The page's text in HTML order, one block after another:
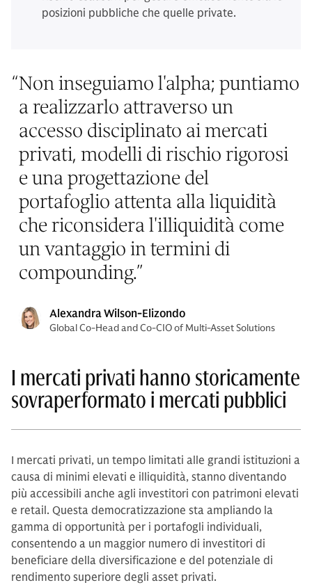
posizioni pubbliche che quelle private.
“Non inseguiamo l'alpha; puntiamo
a realizzarlo attraverso un
accesso disciplinato ai mercati
privati, modelli di rischio rigorosi
e una progettazione del
portafoglio attenta alla liquidità
che riconsidera l'illiquidità come
un vantaggio in termini di
compounding.”
Alexandra Wilson-Elizondo
Global Co-Head and Co-CIO of Multi-Asset Solutions
I mercati privati hanno storicamente
sovraperformato i mercati pubblici
I mercati privati, un tempo limitati alle grandi istituzioni a
causa di minimi elevati e illiquidità, stanno diventando
più accessibili anche agli investitori con patrimoni elevati
e retail. Questa democratizzazione sta ampliando la
gamma di opportunità per i portafogli individuali,
consentendo a un maggior numero di investitori di
beneficiare della diversificazione e del potenziale di
rendimento superiore degli asset privati.